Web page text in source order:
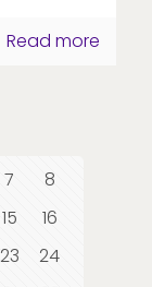
Read more
7
8
15
16
23
24